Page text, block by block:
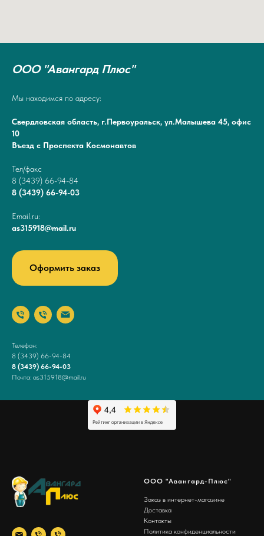
ООО "Авангард Плюс"
Мы находимся по адресу:
Свердловская область, г.Первоуральск, ул.Малышева 45, офис
10
Въезд с Проспекта Космонавтов
Тел/факс
8 (3439) 66-94-84
8 (3439) 66-94-03
Email.ru:
as315918@mail.ru
Оформить заказ
Телефон:
8 (3439) 66-94-84
8 (3439) 66-94-03
Почта: as315918@mail.ru
ООО "Авангард-Плюс"
Заказ в интернет-магазине
Доставка
Контакты
Политика конфиденциальности